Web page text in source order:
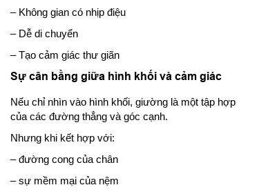
– Không gian có nhịp điệu
– Dễ di chuyển
– Tạo cảm giác thư giãn
Sự cân bằng giữa hình khối và cảm giác
Nếu chỉ nhìn vào hình khối, giường là một tập hợp
của các đường thẳng và góc cạnh.
Nhưng khi kết hợp với:
– đường cong của chân
– sự mềm mại của nệm